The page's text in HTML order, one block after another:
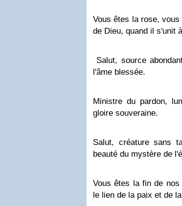
Vous êtes la rose,
de Dieu, quand il s'unit
Salut, source
l'âme blessée.
Ministre du pardon,
gloire souveraine.
Salut, créature sans
beauté du mystère de
Vous êtes la fin de
le lien de la paix et de